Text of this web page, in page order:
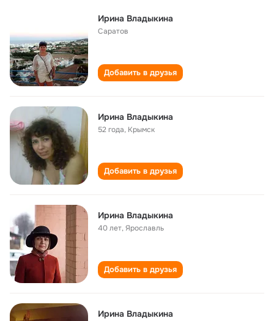
Ирина Владыкина
Саратов
Добавить в друзья
Ирина Владыкина
52 года, Крымск
Добавить в друзья
Ирина Владыкина
40 лет,Ярославль
Добавить в друзья
Ирина Владыкина